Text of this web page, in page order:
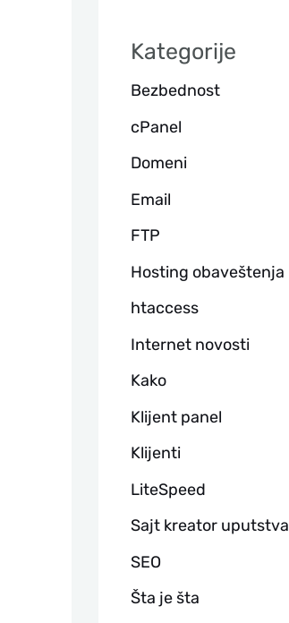
г
а
Kategorije
Bezbednost
cPanel
Domeni
Email
FTP
Hosting obaveštenja
htaccess
Internet novosti
Kako
Klijent panel
Klijenti
LiteSpeed
Sajt kreator uputstva
SEO
Šta je šta